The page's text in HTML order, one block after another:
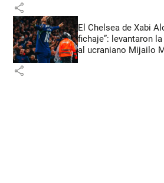
share
El Chelsea de Xabi
fichaje”: levantaron
al ucraniano Mijailo
share